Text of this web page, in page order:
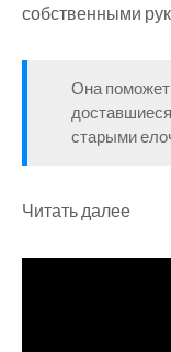
собственными
Она поможет
старыми
Читать далее